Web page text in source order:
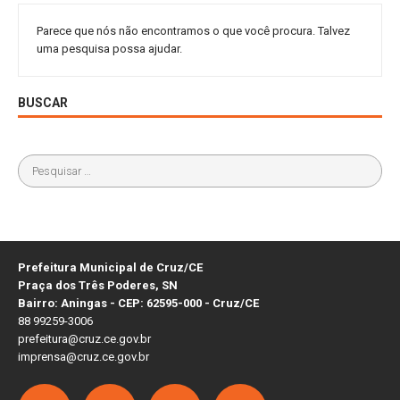
Parece que nós não encontramos o que você procura. Talvez
uma pesquisa possa ajudar.
BUSCAR
Prefeitura Municipal de Cruz/CE
Praça dos Três Poderes, SN
Bairro: Aningas - CEP: 62595-000 - Cruz/CE
88 99259-3006
prefeitura@cruz.ce.gov.br
imprensa@cruz.ce.gov.br